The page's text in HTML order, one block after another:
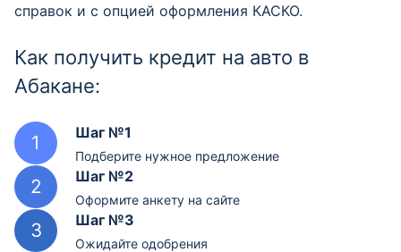
справок и с опцией оформления КАСКО.
Как получить кредит на авто в
Абакане:
Шаг №1
Подберите нужное предложение
Шаг №2
Оформите анкету на сайте
Шаг №3
Ожидайте одобрения